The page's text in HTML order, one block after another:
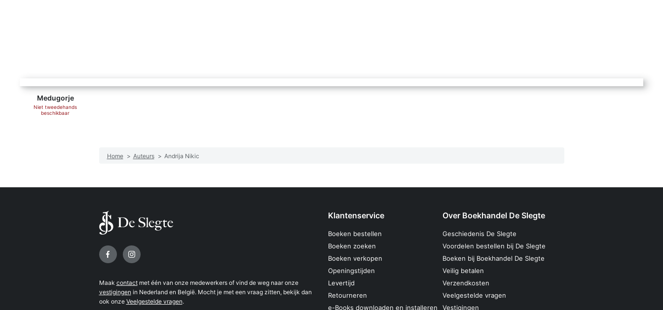
Medugorje
Niet tweedehands
beschikbaar
Home > Auteurs > Andrija Nikic
Volg ons op
Maak contactmet één van onze medewerkers of vind de weg naar onze
vestigingen in Nederland en België. Mocht je met een vraag zitten, bekijk dan
ook onze Veelgestelde vragen.
Klantenservice
Boeken bestellen
Boeken zoeken
Boeken verkopen
Openingstijden
Levertijd
Retourneren
e-Books downloaden en installeren
Over Boekhandel De Slegte
Geschiedenis De Slegte
Voordelen bestellen bij De Slegte
Boeken bij Boekhandel De Slegte
Veilig betalen
Verzendkosten
Veelgestelde vragen
Vestigingen